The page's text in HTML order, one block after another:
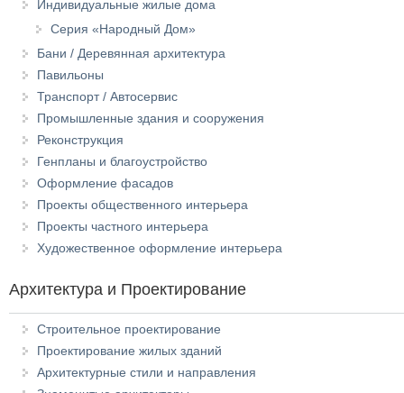
Индивидуальные жилые дома
Серия «Народный Дом»
Бани / Деревянная архитектура
Павильоны
Транспорт / Автосервис
Промышленные здания и сооружения
Реконструкция
Генпланы и благоустройство
Оформление фасадов
Проекты общественного интерьера
Проекты частного интерьера
Художественное оформление интерьера
Архитектура и Проектирование
Строительное проектирование
Проектирование жилых зданий
Архитектурные стили и направления